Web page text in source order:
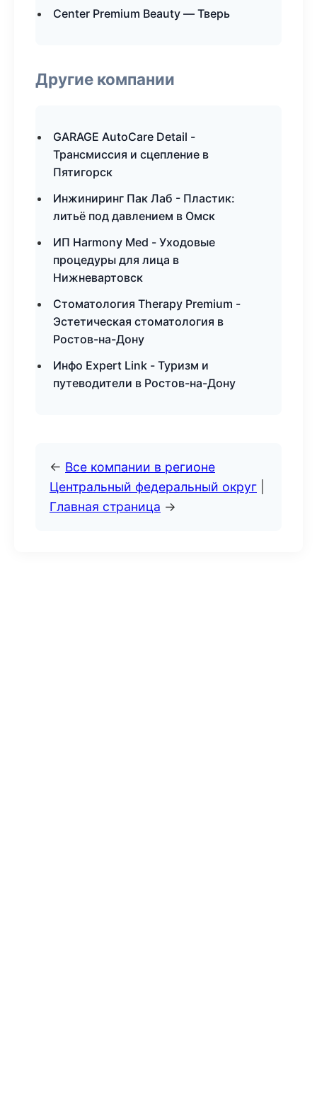
Center Premium Beauty — Тверь
Другие компании
GARAGE AutoCare Detail -
Трансмиссия и сцепление в
Пятигорск
Инжиниринг Пак Лаб - Пластик:
литьё под давлением в Омск
ИП Harmony Med - Уходовые
процедуры для лица в
Нижневартовск
Стоматология Therapy Premium -
Эстетическая стоматология в
Ростов-на-Дону
Инфо Expert Link - Туризм и
путеводители в Ростов-на-Дону
← Все компании в регионе
Центральный федеральный округ
Главная страница →